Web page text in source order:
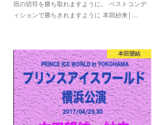
宿の切符を勝ち取れますように。 ベストコンデ
ィションで勝ちきれますように 本田紗来│…
本田望結